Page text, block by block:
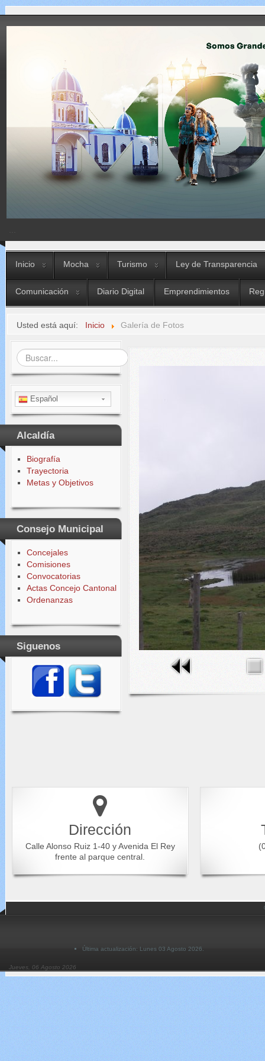
Inicio Mocha Turismo Ley de Transparencia
Comunicación Diario Digital Emprendimientos
Usted está aquí: Inicio Galería de Fotos
Buscar...
Español
Alcaldía
Biografía
Trayectoria
Metas y Objetivos
Consejo Municipal
Concejales
Comisiones
Convocatorias
Actas Concejo Cantonal
Ordenanzas
Siguenos
Dirección
Calle Alonso Ruiz 1-40 y Avenida El Rey
frente al parque central.
Última actualización: Lunes 03 Agosto 2026.
Jueves, 06 Agosto 2026